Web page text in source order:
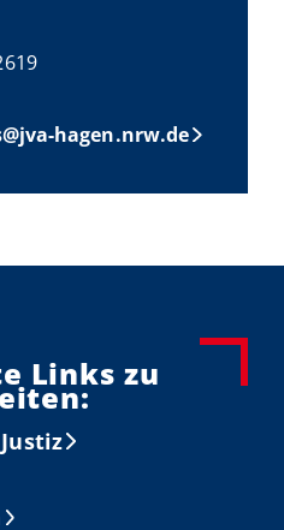
hagen.nrw.de
Links zu